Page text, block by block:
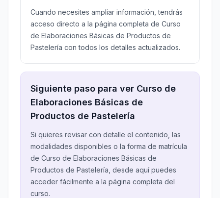
Cuando necesites ampliar información, tendrás
acceso directo a la página completa de Curso
de Elaboraciones Básicas de Productos de
Pastelería con todos los detalles actualizados.
Siguiente paso para ver Curso de
Elaboraciones Básicas de
Productos de Pastelería
Si quieres revisar con detalle el contenido, las
modalidades disponibles o la forma de matrícula
de Curso de Elaboraciones Básicas de
Productos de Pastelería, desde aquí puedes
acceder fácilmente a la página completa del
curso.